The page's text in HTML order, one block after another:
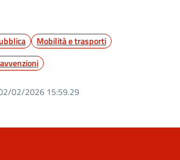
Mobilità e trasporti
02/2026 15:59.29